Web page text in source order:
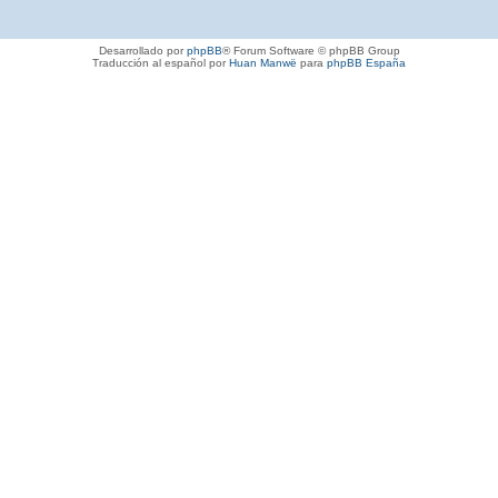
Desarrollado porphpBB® Forum Software © phpBB Group
Traducción al español porHuan Manwë para phpBB España